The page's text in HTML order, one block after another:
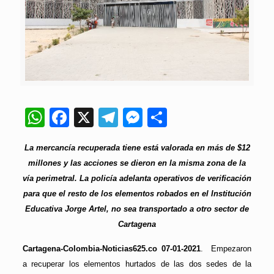
WhatsApp
Facebook
X Telegram
Messenger
La mercancía recuperada tiene está valorada en más de $12
millones y las acciones se dieron en la misma zona de la
vía perimetral. La policía adelanta operativos de verificación
para que el resto de los elementos robados en el Institución
Educativa Jorge Artel, no sea transportado a otro sector de
Cartagena
Cartagena-Colombia-Noticias625.co 07-01-2021. Empezaron
a recuperar los elementos hurtados de las dos sedes de la